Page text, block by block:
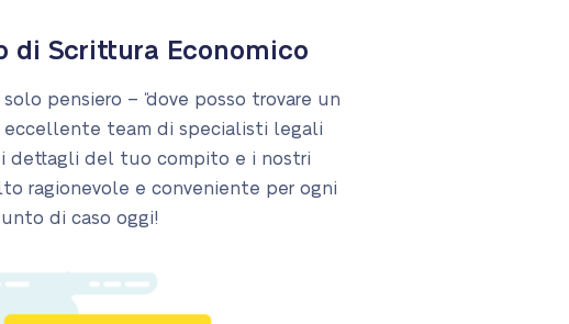
di Scrittura Economico
pensiero – “dove posso trovare un
eccellente team di specialisti legali
i dettagli del tuo compito e i nostri
ragionevole e conveniente per ogni
di caso oggi!